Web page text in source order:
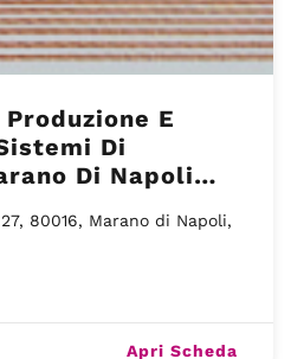
E
Di
Di Napoli
80016, Marano di Napoli,
Apri Scheda